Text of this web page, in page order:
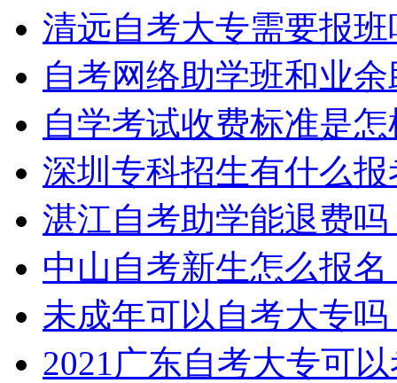
清远自考大专需要报班
自考网络助学班和业
自学考试收费标准是
深圳专科招生有什么
湛江自考助学能退费
中山自考新生怎么报
未成年可以自考大专吗
2021广东自考大专可